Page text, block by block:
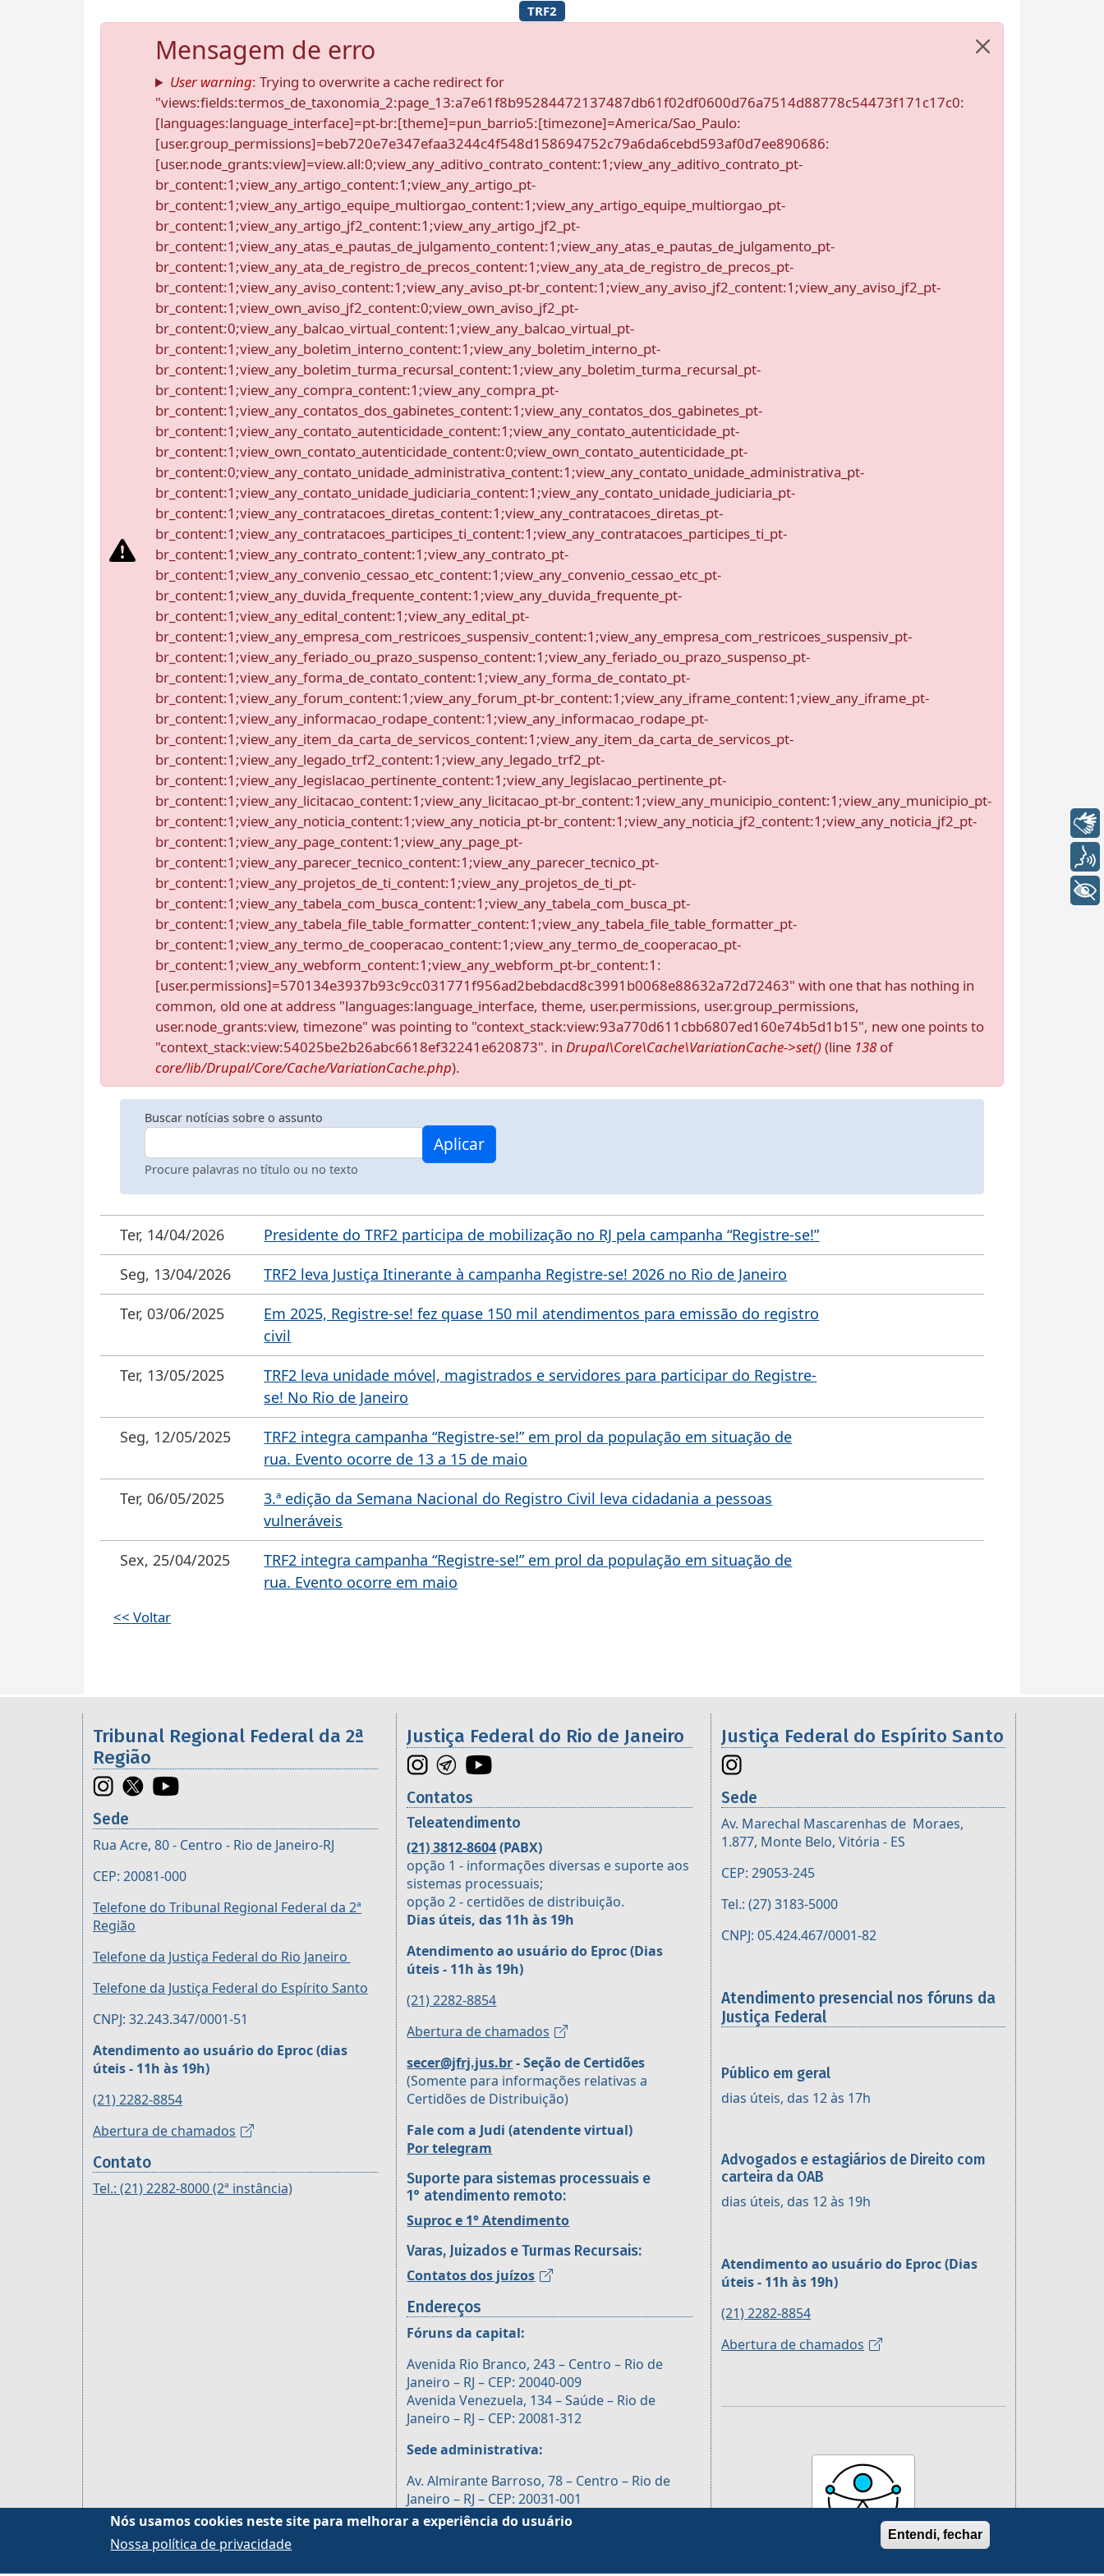
TRF2
Mensagem de erro
User warning: Trying to overwrite a cache redirect for
"views:fields:termos_de_taxonomia_2:page_13:a7e61f8b95284472137487db61f02df0600d76a7514d88778c54473f171c17c0:
[languages:language_interface]=pt-br:[theme]=pun_barrio5:[timezone]=America/Sao_Paulo:
[user.group_permissions]=beb720e7e347efaa3244c4f548d158694752c79a6da6cebd593af0d7ee890686:
[user.node_grants:view]=view.all:0;view_any_aditivo_contrato_content:1;view_any_aditivo_contrato_pt-
br_content:1;view_any_artigo_content:1;view_any_artigo_pt-
br_content:1;view_any_artigo_equipe_multiorgao_content:1;view_any_artigo_equipe_multiorgao_pt-
br_content:1;view_any_artigo_jf2_content:1;view_any_artigo_jf2_pt-
br_content:1;view_any_atas_e_pautas_de_julgamento_content:1;view_any_atas_e_pautas_de_julgamento_pt-
br_content:1;view_any_ata_de_registro_de_precos_content:1;view_any_ata_de_registro_de_precos_pt-
br_content:1;view_any_aviso_content:1;view_any_aviso_pt-br_content:1;view_any_aviso_jf2_content:1;view_any_aviso_jf2_pt-
br_content:1;view_own_aviso_jf2_content:0;view_own_aviso_jf2_pt-
br_content:0;view_any_balcao_virtual_content:1;view_any_balcao_virtual_pt-
br_content:1;view_any_boletim_interno_content:1;view_any_boletim_interno_pt-
br_content:1;view_any_boletim_turma_recursal_content:1;view_any_boletim_turma_recursal_pt-
br_content:1;view_any_compra_content:1;view_any_compra_pt-
br_content:1;view_any_contatos_dos_gabinetes_content:1;view_any_contatos_dos_gabinetes_pt-
br_content:1;view_any_contato_autenticidade_content:1;view_any_contato_autenticidade_pt-
br_content:1;view_own_contato_autenticidade_content:0;view_own_contato_autenticidade_pt-
br_content:0;view_any_contato_unidade_administrativa_content:1;view_any_contato_unidade_administrativa_pt-
br_content:1;view_any_contato_unidade_judiciaria_content:1;view_any_contato_unidade_judiciaria_pt-
br_content:1;view_any_contratacoes_diretas_content:1;view_any_contratacoes_diretas_pt-
br_content:1;view_any_contratacoes_participes_ti_content:1;view_any_contratacoes_participes_ti_pt-
br_content:1;view_any_contrato_content:1;view_any_contrato_pt-
br_content:1;view_any_convenio_cessao_etc_content:1;view_any_convenio_cessao_etc_pt-
br_content:1;view_any_duvida_frequente_content:1;view_any_duvida_frequente_pt-
br_content:1;view_any_edital_content:1;view_any_edital_pt-
br_content:1;view_any_empresa_com_restricoes_suspensiv_content:1;view_any_empresa_com_restricoes_suspensiv_pt-
br_content:1;view_any_feriado_ou_prazo_suspenso_content:1;view_any_feriado_ou_prazo_suspenso_pt-
br_content:1;view_any_forma_de_contato_content:1;view_any_forma_de_contato_pt-
br_content:1;view_any_forum_content:1;view_any_forum_pt-br_content:1;view_any_iframe_content:1;view_any_iframe_pt-
br_content:1;view_any_informacao_rodape_content:1;view_any_informacao_rodape_pt-
br_content:1;view_any_item_da_carta_de_servicos_content:1;view_any_item_da_carta_de_servicos_pt-
br_content:1;view_any_legado_trf2_content:1;view_any_legado_trf2_pt-
br_content:1;view_any_legislacao_pertinente_content:1;view_any_legislacao_pertinente_pt-
br_content:1;view_any_licitacao_content:1;view_any_licitacao_pt-br_content:1;view_any_municipio_content:1;view_any_municipio_pt-
br_content:1;view_any_noticia_content:1;view_any_noticia_pt-br_content:1;view_any_noticia_jf2_content:1;view_any_noticia_jf2_pt-
br_content:1;view_any_page_content:1;view_any_page_pt-
br_content:1;view_any_parecer_tecnico_content:1;view_any_parecer_tecnico_pt-
br_content:1;view_any_projetos_de_ti_content:1;view_any_projetos_de_ti_pt-
br_content:1;view_any_tabela_com_busca_content:1;view_any_tabela_com_busca_pt-
br_content:1;view_any_tabela_file_table_formatter_content:1;view_any_tabela_file_table_formatter_pt-
br_content:1;view_any_termo_de_cooperacao_content:1;view_any_termo_de_cooperacao_pt-
br_content:1;view_any_webform_content:1;view_any_webform_pt-br_content:1:
[user.permissions]=570134e3937b93c9cc031771f956ad2bebdacd8c3991b0068e88632a72d72463" with one that has nothing in
common, old one at address "languages:language_interface, theme, user.permissions, user.group_permissions,
user.node_grants:view, timezone" was pointing to "context_stack:view:93a770d611cbb6807ed160e74b5d1b15", new one points to
"context_stack:view:54025be2b26abc6618ef32241e620873". in Drupal\Core\Cache\VariationCache->set()(line 138 of
core/lib/Drupal/Core/Cache/VariationCache.php).
Buscar notícias sobre o assunto
Procure palavras no título ou no texto
Aplicar
Ter, 14/04/2026
Presidente do TRF2 participa de mobilização no RJ pela campanha “Registre-se!”
Seg, 13/04/2026
TRF2 leva Justiça Itinerante à campanha Registre-se! 2026 no Rio de Janeiro
Ter, 03/06/2025
Em 2025, Registre-se! fez quase 150 mil atendimentos para emissão do registro
civil
Ter, 13/05/2025
TRF2 leva unidade móvel, magistrados e servidores para participar do Registre-
se! No Rio de Janeiro
Seg, 12/05/2025
TRF2 integra campanha “Registre-se!” em prol da população em situação de
rua. Evento ocorre de 13 a 15 de maio
Ter, 06/05/2025
3.ª edição da Semana Nacional do Registro Civil leva cidadania a pessoas
vulneráveis
Sex, 25/04/2025
TRF2 integra campanha “Registre-se!” em prol da população em situação de
rua. Evento ocorre em maio
<< Voltar
Informações úteis sobre os órgãos da 2ª Região
Tribunal Regional Federal da 2ª
Região
Sede
Rua Acre, 80 - Centro - Rio de Janeiro-RJ
CEP: 20081-000
Telefone do Tribunal Regional Federal da 2ª
Região
Telefone da Justiça Federal do Rio Janeiro
Telefone da Justiça Federal do Espírito Santo
CNPJ: 32.243.347/0001-51
Atendimento ao usuário do Eproc (dias
úteis - 11h às 19h)
(21) 2282-8854
Abertura de chamados
Contato
Tel.: (21) 2282-8000 (2ª instância)
Justiça Federal do Rio de Janeiro
Contatos
Teleatendimento
(21) 3812-8604(PABX)
opção 1 - informações diversas e suporte aos
sistemas processuais;
opção 2 - certidões de distribuição.
Dias úteis, das 11h às 19h
Atendimento ao usuário do Eproc (Dias
úteis - 11h às 19h)
(21) 2282-8854
Abertura de chamados
secer@jfrj.jus.br- Seção de Certidões
(Somente para informações relativas a
Certidões de Distribuição)
Fale com a Judi (atendente virtual)
Por telegram
Suporte para sistemas processuais e
1° atendimento remoto:
Suproc e 1° Atendimento
Varas, Juizados e Turmas Recursais:
Contatos dos juízos
Endereços
Fóruns da capital:
Avenida Rio Branco, 243 – Centro – Rio de
Janeiro – RJ – CEP: 20040-009
Avenida Venezuela, 134 – Saúde – Rio de
Janeiro – RJ – CEP: 20081-312
Sede administrativa:
Av. Almirante Barroso, 78 – Centro – Rio de
Janeiro – RJ – CEP: 20031-001
Fóruns das Subseções
Justiça Federal do Espírito Santo
Sede
Av. Marechal Mascarenhas de Moraes,
1.877, Monte Belo, Vitória - ES
CEP: 29053-245
Tel.: (27) 3183-5000
CNPJ: 05.424.467/0001-82
Atendimento presencial nos fóruns da
Justiça Federal
Público em geral
dias úteis, das 12 às 17h
Advogados e estagiários de Direito com
carteira da OAB
dias úteis, das 12 às 19h
Atendimento ao usuário do Eproc (Dias
úteis - 11h às 19h)
(21) 2282-8854
Abertura de chamados
Site acessível
Nós usamos cookies neste site para melhorar a experiência do usuário
Nossa política de privacidade
Entendi, fechar